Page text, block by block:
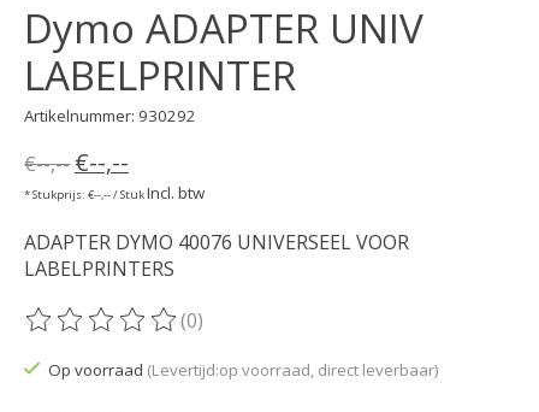
Dymo ADAPTER UNIV
LABELPRINTER
Artikelnummer: 930292
€--,-- €--,--
* Stukprijs: €--,-- / StukIncl. btw
ADAPTER DYMO 40076 UNIVERSEEL VOOR
LABELPRINTERS
De beoordeling van dit product is
(0)
Op voorraad (Levertijd:op voorraad, direct leverbaar)